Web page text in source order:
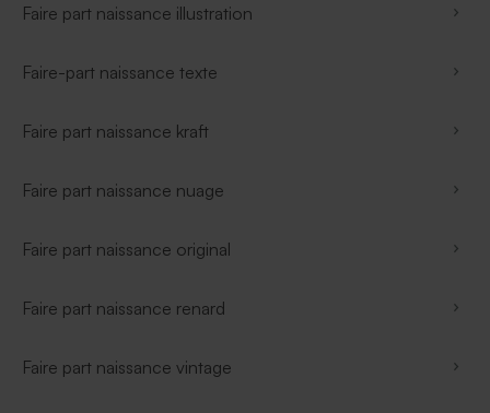
Faire part naissance illustration
Faire-part naissance texte
Faire part naissance kraft
Faire part naissance nuage
Faire part naissance original
Faire part naissance renard
Faire part naissance vintage